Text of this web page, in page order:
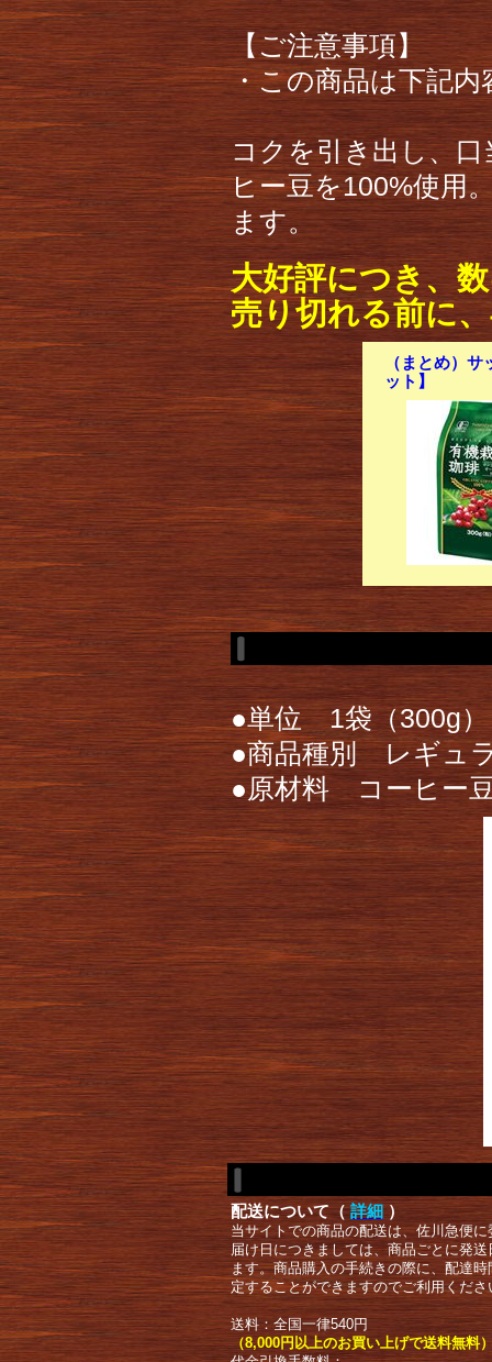
【ご注意事項】
・この商品は下記
コクを引き出し、
ヒー豆を100%使用
ます。
大好評につき、
売り切れる前に
（まとめ）
ット】
●単位 1袋（300g）
●商品種別 レギュ
●原材料 コーヒー
配送について（ 詳細 ）
当サイトでの商品の配送は、佐川急便
届け日につきましては、商品ごとに発
ます。商品購入の手続きの際に、配達
定することができますのでご利用くださ
送料：全国一律540円
（8,000円以上のお買い上げで送料無料